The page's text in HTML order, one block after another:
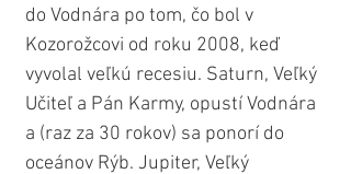
do Vodnára po tom, čo bol v
Kozorožcovi od roku 2008, keď
vyvolal veľkú recesiu. Saturn, Veľký
Učiteľ a Pán Karmy, opustí Vodnára
a (raz za 30 rokov) sa ponorí do
oceánov Rýb. Jupiter, Veľký